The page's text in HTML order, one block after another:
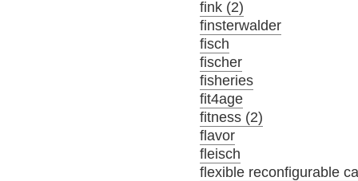
fink (2)
finsterwalder
fisch
fischer
fisheries
fit4age
fitness (2)
flavor
fleisch
flexible reconfigurable